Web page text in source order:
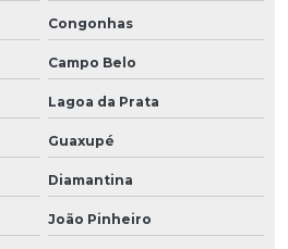
Congonhas
Campo Belo
Lagoa da Prata
Guaxupé
Diamantina
João Pinheiro